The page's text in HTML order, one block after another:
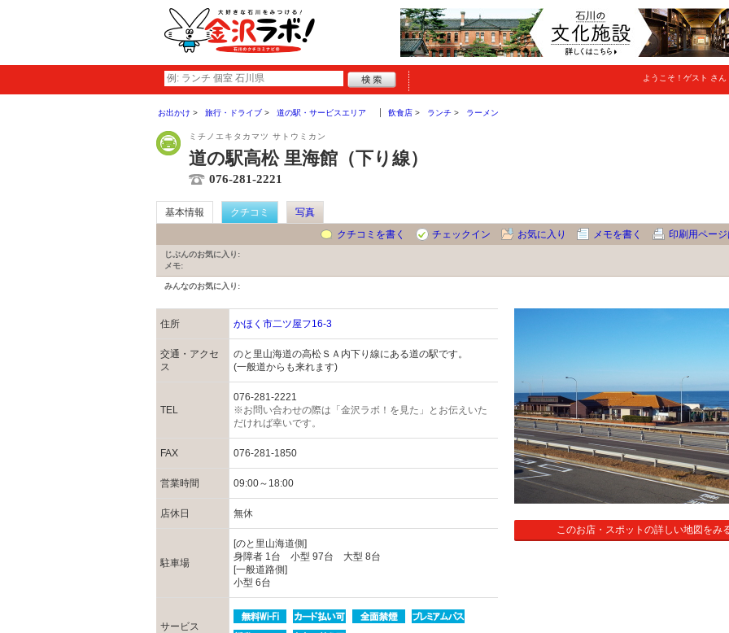
ようこそ！ ゲスト さん
お出かけ 旅行・ドライブ 道の駅・サービスエリア 飲食店 ランチ ラーメン
ミチノエキタカマツ サトウミカン
道の駅高松 里海館（下り線）
076-281-2221
基本情報 クチコミ
写真
クチコミを書く
チェックイン お気に入り メモを書く 印刷用ペー
じぶんのお気に入り:
メモ:
みんなのお気に入り:
住所 かほく市二ツ屋フ16-3
交通・アクセ
ス
のと里山海道の高松ＳＡ内下り線にある道の駅です。
(一般道からも来れます)
TEL
076-281-2221
※お問い合わせの際は「金沢ラボ！を見た」とお伝えいた
だければ幸いです。
FAX 076-281-1850
営業時間 09:00～18:00
店休日 無休
駐車場
[のと里山海道側]
身障者 1台 小型 97台 大型 8台
[一般道路側]
小型 6台
サービス
このお店・スポットの詳しい地図をみ